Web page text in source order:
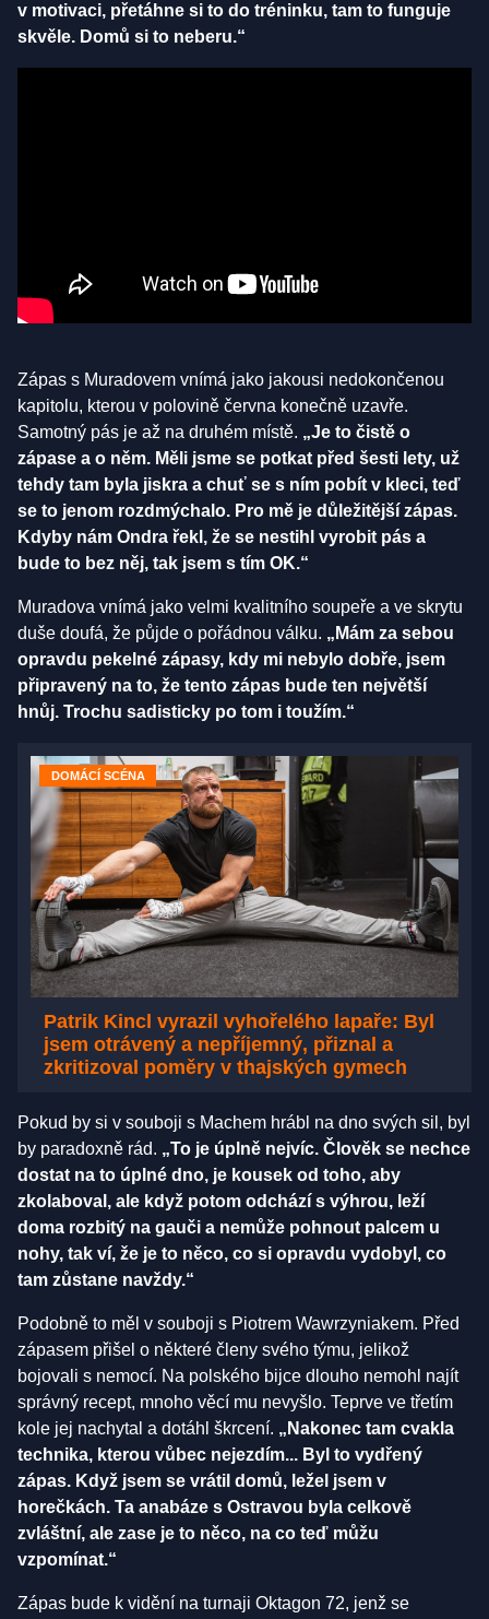
v motivaci, přetáhne si to do tréninku, tam to funguje
skvěle. Domů si to neberu.“
Zápas s Muradovem vnímá jako jakousi nedokončenou
kapitolu, kterou v polovině června konečně uzavře.
Samotný pás je až na druhém místě. „Je to čistě o
zápase a o něm. Měli jsme se potkat před šesti lety, už
tehdy tam byla jiskra a chuť se s ním pobít v kleci, teď
se to jenom rozdmýchalo. Pro mě je důležitější zápas.
Kdyby nám Ondra řekl, že se nestihl vyrobit pás a
bude to bez něj, tak jsem s tím OK.“
Muradova vnímá jako velmi kvalitního soupeře a ve skrytu
duše doufá, že půjde o pořádnou válku. „Mám za sebou
opravdu pekelné zápasy, kdy mi nebylo dobře, jsem
připravený na to, že tento zápas bude ten největší
hnůj. Trochu sadisticky po tom i toužím.“
DOMÁCÍ SCÉNA
Patrik Kincl vyrazil vyhořelého lapaře: Byl
jsem otrávený a nepříjemný, přiznal a
zkritizoval poměry v thajských gymech
Pokud by si v souboji s Machem hrábl na dno svých sil, byl
by paradoxně rád. „To je úplně nejvíc. Člověk se nechce
dostat na to úplné dno, je kousek od toho, aby
zkolaboval, ale když potom odchází s výhrou, leží
doma rozbitý na gauči a nemůže pohnout palcem u
nohy, tak ví, že je to něco, co si opravdu vydobyl, co
tam zůstane navždy.“
Podobně to měl v souboji s Piotrem Wawrzyniakem. Před
zápasem přišel o některé členy svého týmu, jelikož
bojovali s nemocí. Na polského bijce dlouho nemohl najít
správný recept, mnoho věcí mu nevyšlo. Teprve ve třetím
kole jej nachytal a dotáhl škrcení. „Nakonec tam cvakla
technika, kterou vůbec nejezdím... Byl to vydřený
zápas. Když jsem se vrátil domů, ležel jsem v
horečkách. Ta anabáze s Ostravou byla celkově
zvláštní, ale zase je to něco, na co teď můžu
vzpomínat.“
Zápas bude k vidění na turnaji Oktagon 72, jenž se